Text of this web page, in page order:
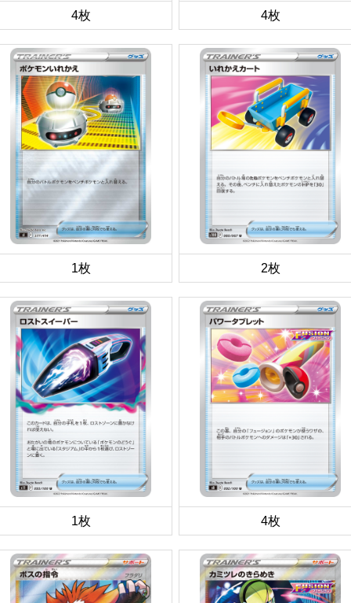
4枚 4枚
1枚 2枚
1枚 4枚